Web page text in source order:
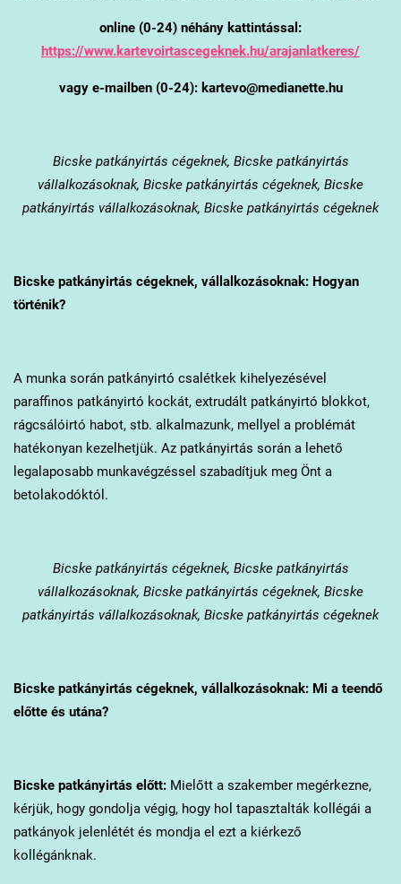
online (0-24) néhány kattintással:
https://www.kartevoirtascegeknek.hu/arajanlatkeres/
vagy e-mailben (0-24): kartevo@medianette.hu
Bicskepatkányirtás cégeknek, Bicske patkányirtás
vállalkozásoknak, Bicske patkányirtás cégeknek, Bicske
patkányirtás vállalkozásoknak, Bicske patkányirtás cégeknek
Bicskepatkányirtás cégeknek, vállalkozásoknak: Hogyan
történik?
A munka során patkányirtó csalétkek kihelyezésével
paraffinos patkányirtó kockát, extrudált patkányirtó blokkot,
rágcsálóirtó habot, stb. alkalmazunk, mellyel a problémát
hatékonyan kezelhetjük. Az patkányirtás során a lehető
legalaposabb munkavégzéssel szabadítjuk meg Önt a
betolakodóktól.
Bicskepatkányirtás cégeknek, Bicske patkányirtás
vállalkozásoknak, Bicske patkányirtás cégeknek, Bicske
patkányirtás vállalkozásoknak, Bicske patkányirtás cégeknek
Bicskepatkányirtás cégeknek, vállalkozásoknak: Mi a teendő
előtte és utána?
Bicskepatkányirtás előtt:Mielőtt a szakember megérkezne,
kérjük, hogy gondolja végig, hogy hol tapasztalták kollégái a
patkányok jelenlétét és mondja el ezt a kiérkező
kollégánknak.